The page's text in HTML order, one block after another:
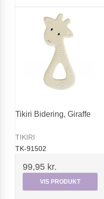
Tikiri Bidering, Giraffe
TIKIRI
TK-91502
99,95 kr.
VIS PRODUKT